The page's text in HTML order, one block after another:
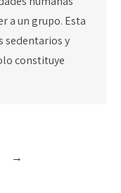
a un grupo. Esta
sedentarios y
constituye
→